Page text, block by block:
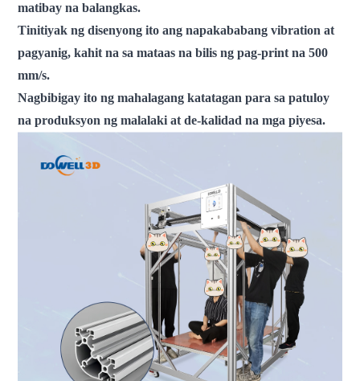
matibay na balangkas.
Tinitiyak ng disenyong ito ang napakababang vibration at
pagyanig, kahit na sa mataas na bilis ng pag-print na 500
mm/s.
Nagbibigay ito ng mahalagang katatagan para sa patuloy
na produksyon ng malalaki at de-kalidad na mga piyesa.